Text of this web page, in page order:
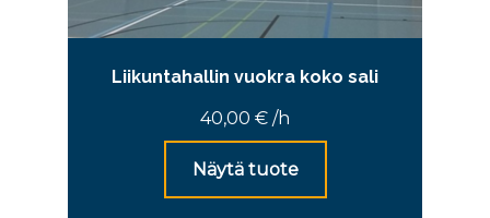
Liikuntahallin vuokra koko sali
40,00 € /h
Näytä tuote